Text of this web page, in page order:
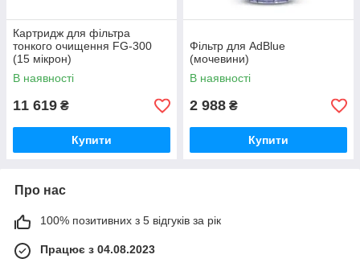
Картридж для фільтра
тонкого очищення FG-300
(15 мікрон)
В наявності
11 619 ₴
Купити
Фільтр для AdBlue
(мочевини)
В наявності
2 988 ₴
Купити
Про нас
100% позитивних з 5 відгуків за рік
Працює з 04.08.2023